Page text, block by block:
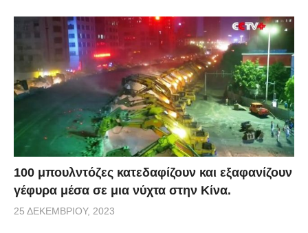
100 μπουλντόζες κατεδαφίζουν και εξαφανίζουν
γέφυρα μέσα σε μια νύχτα στην Κίνα.
25 ΔΕΚΕΜΒΡΊΟΥ, 2023